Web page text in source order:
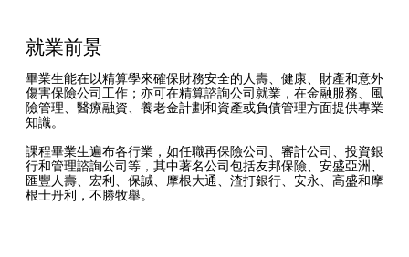
就業前景
畢業生能在以精算學來確保財務安全的人壽、健康、財產和意外
傷害保險公司工作；亦可在精算諮詢公司就業，在金融服務、風
險管理、醫療融資、養老金計劃和資產或負債管理方面提供專業
知識。
課程畢業生遍布各行業，如任職再保險公司、審計公司、投資銀
行和管理諮詢公司等，其中著名公司包括友邦保險、安盛亞洲、
匯豐人壽、宏利、保誠、摩根大通、渣打銀行、安永、高盛和摩
根士丹利，不勝牧舉。